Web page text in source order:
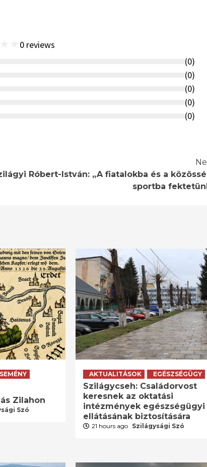
0 reviews
(0)
(0)
(0)
(0)
(0)
Róbert-István: „A fiatalokba és a
sportba
Zilahon
Szó
AKTUALITÁSOK EGÉSZSÉGÜGY
Szilágycseh: Családorvost
keresnek az oktatási
intézmények egészségügyi
ellátásának biztosítására
21 hours ago Szilágysági Szó